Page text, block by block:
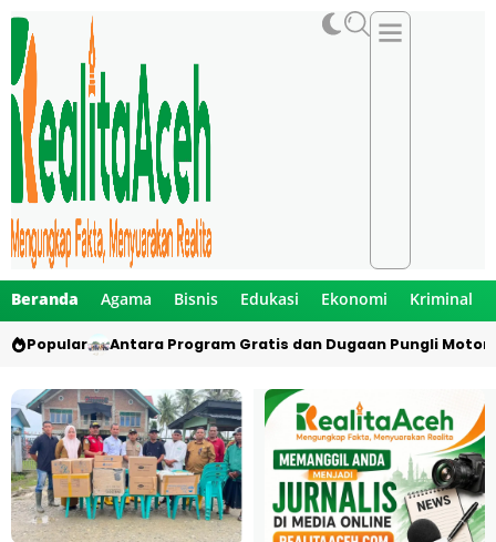
Beranda Agama Bisnis Edukasi Ekonomi Kriminal
Popular Antara Program Gratis dan Dugaan Pungli Motor